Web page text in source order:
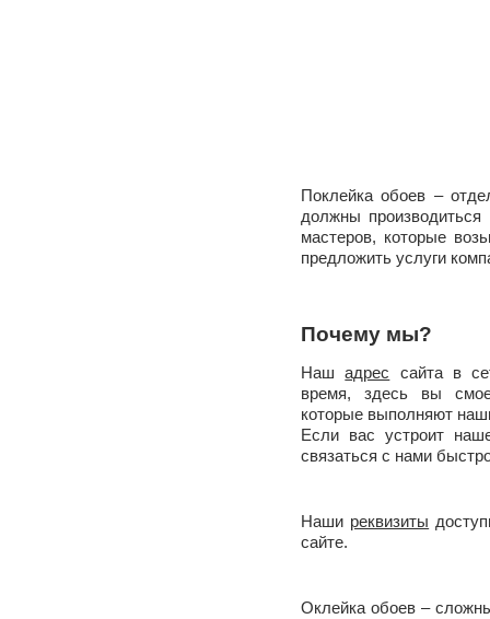
Поклейка обоев –
должны
мастеров, которые
предложить услуги
Почему мы?
Нашадрес сайта в
время, здесь вы
которые выполняют
Если вас устроит
связаться с нами
Наши реквизиты
сайте.
Оклейка обоев –